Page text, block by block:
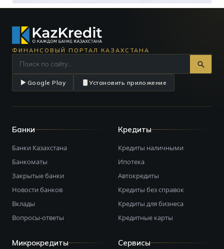
ФИНАНСОВЫЙ ПОРТАЛ КАЗАХСТАНА
Google Play Установить приложение
Банки
Банки Казахстана
Банкоматы
Закрытые банки
Новости банков
Вклады
Вопросы-ответы
Кредиты
Кредиты наличными
Ипотека
Автокредиты
Кредиты без справок
Кредиты для бизнеса
Кредитные карты
Микрокредиты Сервисы